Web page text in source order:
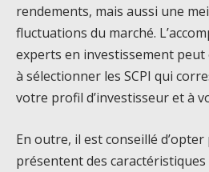
rendements, mais aussi une
fluctuations du marché.
experts en investissement
à sélectionner les SCPI qui
votre profil d’investisseur et à
En outre, il est conseillé d’opter
présentent des